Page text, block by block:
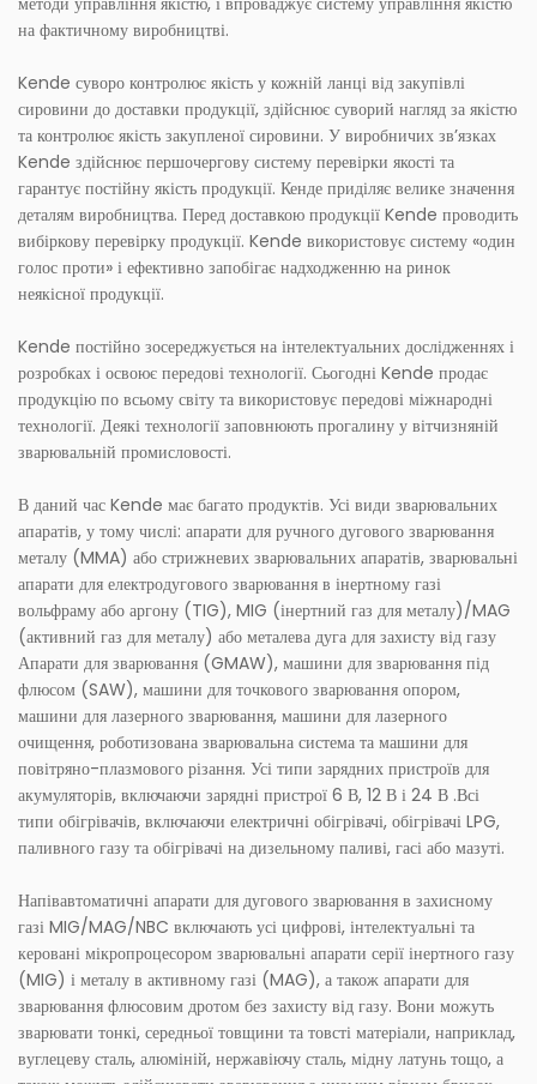
на фактичному виробництві.
Kende суворо контролює якість у кожній ланці від закупівлі
сировини до доставки продукції, здійснює суворий нагляд за якістю
та контролює якість закупленої сировини. У виробничих зв’язках
Kende здійснює першочергову систему перевірки якості та
гарантує постійну якість продукції. Кенде приділяє велике значення
деталям виробництва. Перед доставкою продукції Kende проводить
вибіркову перевірку продукції. Kende використовує систему «один
голос проти» і ефективно запобігає надходженню на ринок
неякісної продукції.
Kende постійно зосереджується на інтелектуальних дослідженнях і
розробках і освоює передові технології. Сьогодні Kende продає
продукцію по всьому світу та використовує передові міжнародні
технології. Деякі технології заповнюють прогалину у вітчизняній
зварювальній промисловості.
В даний час Kende має багато продуктів. Усі види зварювальних
апаратів, у тому числі: апарати для ручного дугового зварювання
металу (MMA) або стрижневих зварювальних апаратів, зварювальні
апарати для електродугового зварювання в інертному газі
вольфраму або аргону (TIG), MIG (інертний газ для металу)/MAG
(активний газ для металу) або металева дуга для захисту від газу
Апарати для зварювання (GMAW), машини для зварювання під
флюсом (SAW), машини для точкового зварювання опором,
машини для лазерного зварювання, машини для лазерного
очищення, роботизована зварювальна система та машини для
повітряно-плазмового різання. Усі типи зарядних пристроїв для
акумуляторів, включаючи зарядні пристрої 6 В, 12 В і 24 В .Всі
типи обігрівачів, включаючи електричні обігрівачі, обігрівачі LPG,
паливного газу та обігрівачі на дизельному паливі, гасі або мазуті.
Напівавтоматичні апарати для дугового зварювання в захисному
газі MIG/MAG/NBC включають усі цифрові, інтелектуальні та
керовані мікропроцесором зварювальні апарати серії інертного газу
(MIG) і металу в активному газі (MAG), а також апарати для
зварювання флюсовим дротом без захисту від газу. Вони можуть
зварювати тонкі, середньої товщини та товсті матеріали, наприклад,
вуглецеву сталь, алюміній, нержавіючу сталь, мідну латунь тощо, а